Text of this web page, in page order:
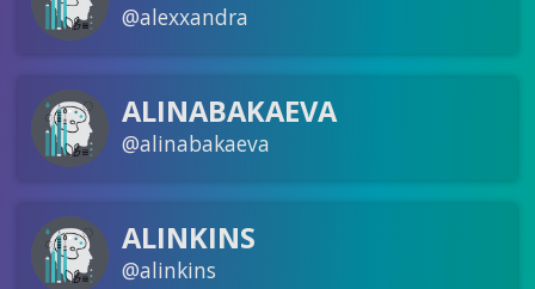
@alexxandra
ALINABAKAEVA
@alinabakaeva
ALINKINS
@alinkins